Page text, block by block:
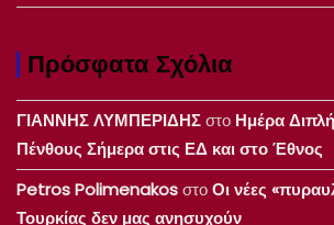
Πρόσφατα Σχόλια
ΓΙΑΝΝΗΣ ΛΥΜΠΕΡΙΔΗΣστο Ημέρα
Πένθους Σήμερα στις ΕΔ και στο Έθνος
Petros PolimenakosστοΟι νέες
Τουρκίας δεν μας ανησυχούν